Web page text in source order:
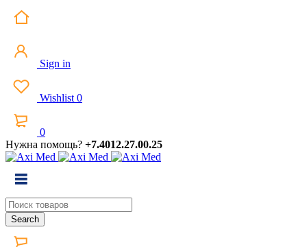
Sign in
Wishlist 0
0
Нужна помощь? +7.4012.27.00.25